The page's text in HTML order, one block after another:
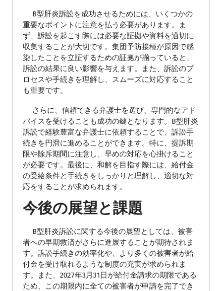
B型肝炎訴訟を成功させるためには、いくつかの
重要なポイントに注意を払う必要があります。ま
ず、訴訟を起こす際には必要な証拠や資料を適切に
収集することが大切です。集団予防接種が原因で感
染したことを立証するための証拠が揃っていると、
訴訟の結果に良い影響を与えます。また、訴訟のプ
ロセスや手続きを理解し、スムーズに対応すること
も重要です。
さらに、信頼できる弁護士を選び、専門的なアド
バイスを受けることも成功の鍵となります。B型肝炎
訴訟で経験豊富な弁護士に依頼することで、訴訟手
続きを円滑に進めることができます。特に、提訴期
限や除斥期間に注意し、早めの対応を心掛けること
が必要です。最後に、和解を目指す際には、給付金
の受給条件と手続きをしっかりと理解し、適切な対
応をすることが求められます。
今後の展望と課題
B型肝炎訴訟に関する今後の展望としては、被害
者への早期救済がさらに進展することが期待されま
す。訴訟手続きの効率化や、より多くの被害者が給
付金を受け取れるような制度の充実が求められま
す。また、2027年3月31日が給付金請求の期限である
ため、この期限内に全ての被害者が申請を完了でき